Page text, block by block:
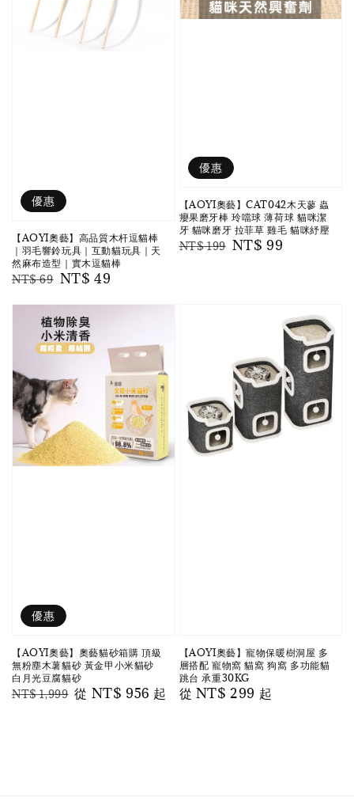
優惠
【AOYI奧藝】高品質木杆逗貓棒
｜羽毛響鈴玩具｜互動貓玩具｜天
然麻布造型｜實木逗貓棒
Regular
NT$ 69 Sale
NT$ 49
優惠
【AOYI奧藝】CAT042木天蓼 蟲
癭果磨牙棒 玲噹球 薄荷球 貓咪潔
牙 貓咪磨牙 拉菲草 雞毛 貓咪紓壓
Regular
NT$ 199 Sale
NT$ 99
優惠
【AOYI奧藝】奧藝貓砂箱購 頂級
無粉塵木薯貓砂 黃金甲小米貓砂
白月光豆腐貓砂
Regular
NT$ 1,999 Sale
從 NT$ 956 起
【AOYI奧藝】寵物保暖樹洞屋 多
層搭配 寵物窩 貓窩 狗窩 多功能貓
跳台 承重30KG
Regular
從 NT$ 299 起